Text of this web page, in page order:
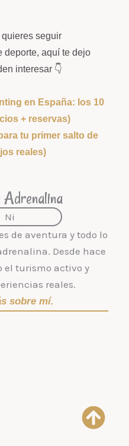
seguir
deporte, aquí te dejo
interesar 👇
en España: los 10
+ reservas)
tu primer salto de
reales)
de aventura y todo lo
Desde hace
el turismo activo y
reales.
sobre mí.